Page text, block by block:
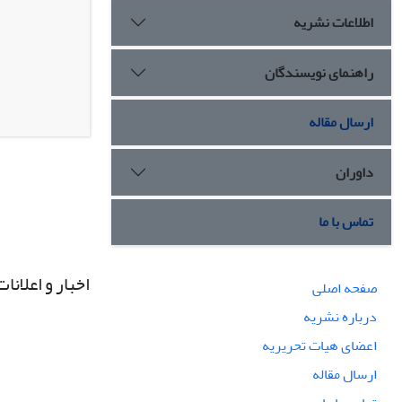
اطلاعات نشریه
راهنمای نویسندگان
ارسال مقاله
داوران
تماس با ما
صفحه اصلی
درباره نشریه
اعضای هیات تحریریه
ارسال مقاله
اخبار و